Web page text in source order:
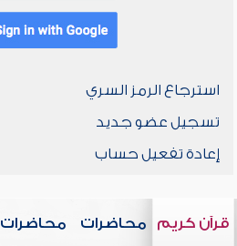
استرجاع الرمز السري
تسجيل عضو جديد
إعادة تفعيل حساب
قرآن كريم
محاضرات
محاضرات